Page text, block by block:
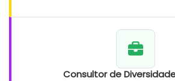
Consultor de